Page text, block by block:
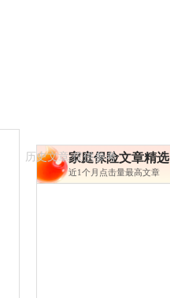
家庭保险文章精选
近1个月点击量最高文章